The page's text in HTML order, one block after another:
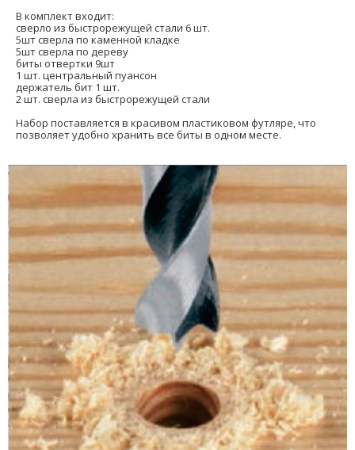
В комплект входит:
сверло из быстрорежущей стали 6 шт.
5шт сверла по каменной кладке
5шт сверла по дереву
биты отвертки 9шт
1 шт. центральный пуансон
держатель бит 1 шт.
2 шт. сверла из быстрорежущей стали
Набор поставляется в красивом пластиковом футляре, что
позволяет удобно хранить все биты в одном месте.